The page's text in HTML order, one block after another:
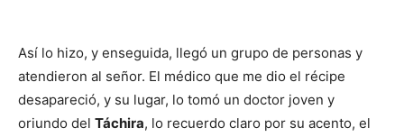
Así lo hizo, y enseguida, llegó un grupo de personas y
atendieron al señor. El médico que me dio el récipe
desapareció, y su lugar, lo tomó un doctor joven y
oriundo del Táchira, lo recuerdo claro por su acento, el